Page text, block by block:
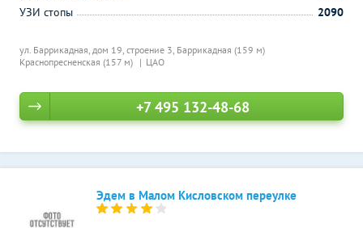
ул. Баррикадная, дом 19, строение 3, Баррикадная (159 м)
Краснопресненская (157 м)
ЦАО
УЗИ стопы
2090
+7 495 132-48-68
Эдем в Малом Кисловском переулке